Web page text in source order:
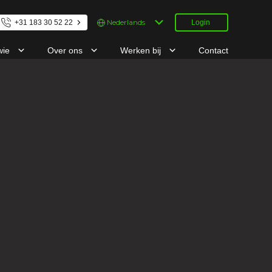
+31 183 30 52 22
Kies
een
Login
Over ons Werken bij Contact